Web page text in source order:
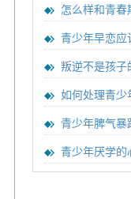
怎么样和青
青少年早恋
叛逆不是孩子
如何处理青
青少年脾气暴
青少年厌学的